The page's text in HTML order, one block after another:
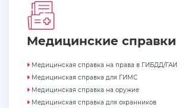
Медицинские cправки
Медицинская справка на права в ГИБДД/ГАИ
Медицинская справка для ГИМС
Медицинская справка на оружие
Медицинская справка для охранников